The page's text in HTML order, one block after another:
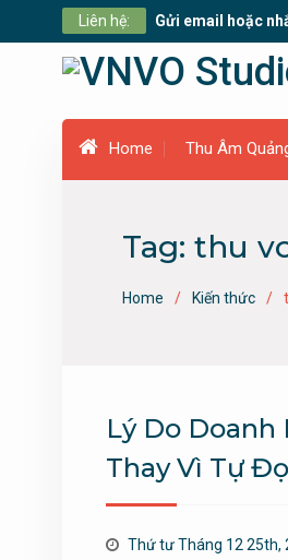
Liên hệ: Gửi email hoặc
Home Thu Âm
Tag: thu
Home Kiến thức
Lý Do
Thay Vì Tự
Thứ tư Tháng 12 25th,